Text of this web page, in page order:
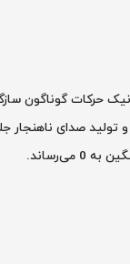
حرکات گوناگون
صدای ناهنجار
به 0 می‌رساند.